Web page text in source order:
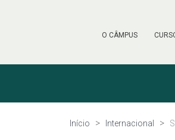
O CÂMPUS
Início Internacional